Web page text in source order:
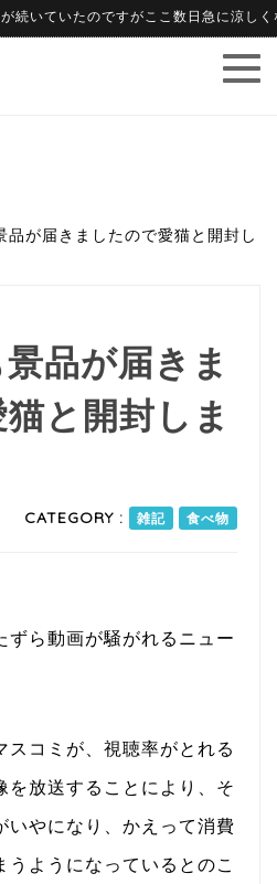
ていたのですがここ数日急に涼しくな
品が届きましたので愛猫と開封し
品が届きま
と開封しま
CATEGORY : 雑記 食べ物
ずら動画が騒がれるニュー
スコミが、視聴率がとれる
を放送することにより、そ
いやになり、かえって消費
ようになっているとのこ